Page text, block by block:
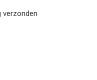
verzonden